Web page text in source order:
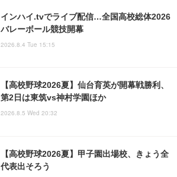
インハイ.tvでライブ配信…全国高校総体2026
バレーボール競技開幕
2026.8.4 Tue 15:15
【高校野球2026夏】仙台育英が開幕戦勝利、
第2日は東筑vs神村学園ほか
2026.8.5 Wed 20:32
【高校野球2026夏】甲子園出場校、きょう全
代表出そろう